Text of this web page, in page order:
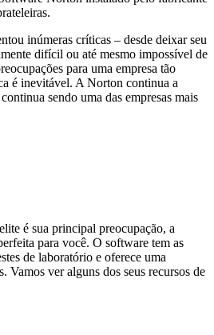
inúmeras críticas – desde deixar seu
difícil ou até mesmo impossível de
para uma empresa tão
é inevitável. A Norton continua a
sendo uma das empresas mais
é sua principal preocupação, a
para você. O software tem as
de laboratório e oferece uma
Vamos ver alguns dos seus recursos de